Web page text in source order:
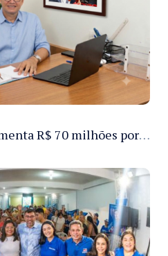
Pesca esportiva movimenta R$ 70 milhões por ano e ganha espaço na economia sustentável do Amazonas